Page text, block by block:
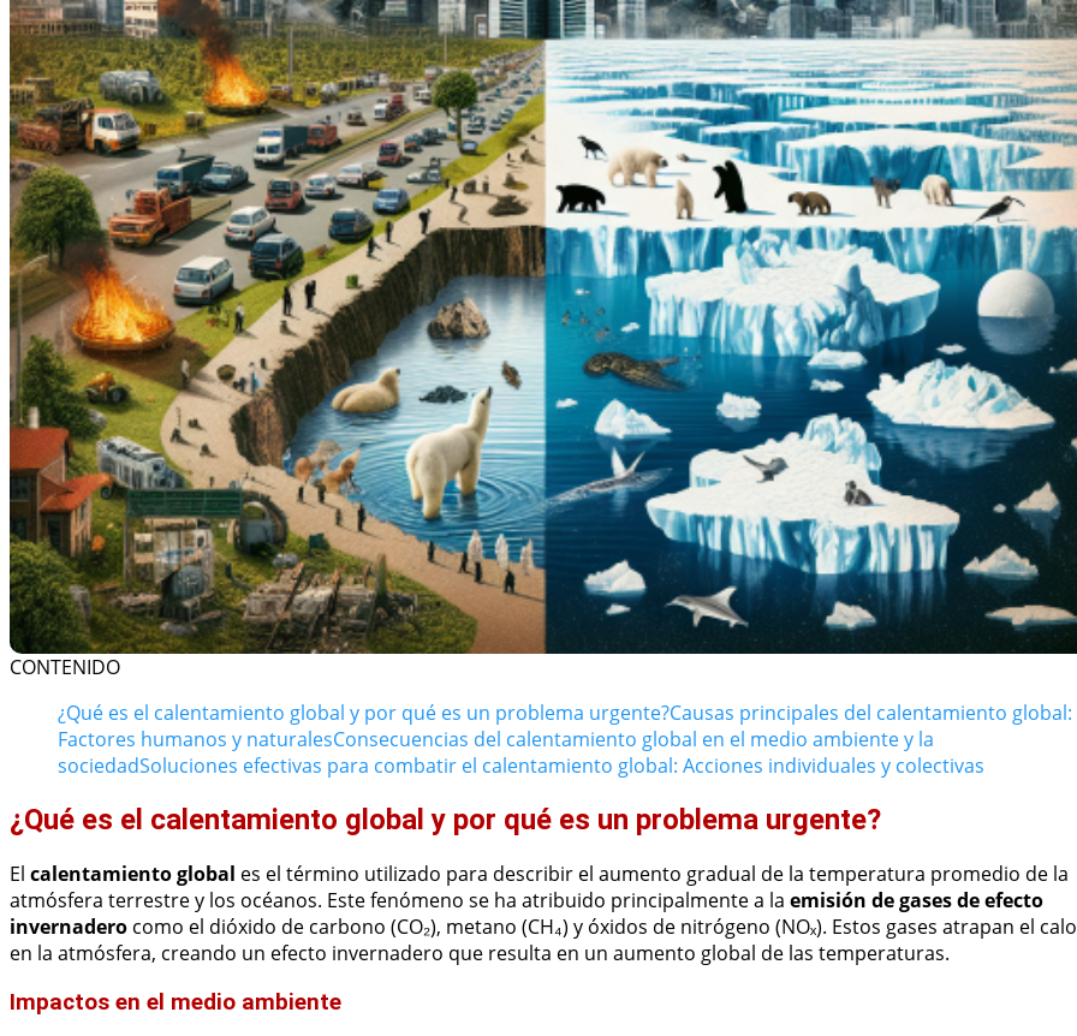
CONTENIDO
¿Qué es el calentamiento global y por qué es un problema urgente?Causas principales del calentamiento global:
Factores humanos y naturalesConsecuencias del calentamiento global en el medio ambiente y la
sociedadSoluciones efectivas para combatir el calentamiento global: Acciones individuales y colectivas
¿Qué es el calentamiento global y por qué es un problema urgente?
El calentamiento global es el término utilizado para describir el aumento gradual de la temperatura promedio de la
atmósfera terrestre y los océanos. Este fenómeno se ha atribuido principalmente a la emisión de gases de efecto
invernadero como el dióxido de carbono (CO₂), metano (CH₄) y óxidos de nitrógeno (NOₓ). Estos gases atrapan el
en la atmósfera, creando un efecto invernadero que resulta en un aumento global de las temperaturas.
Impactos en el medio ambiente